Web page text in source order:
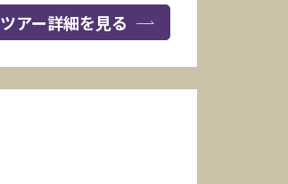
ツアー詳細を見る